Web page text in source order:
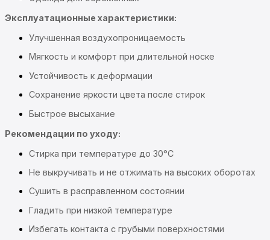
Эксплуатационные характеристики:
Улучшенная воздухопроницаемость
Мягкость и комфорт при длительной носке
Устойчивость к деформации
Сохранение яркости цвета после стирок
Быстрое высыхание
Рекомендации по уходу:
Стирка при температуре до 30°C
Не выкручивать и не отжимать на высоких оборотах
Сушить в расправленном состоянии
Гладить при низкой температуре
Избегать контакта с грубыми поверхностями